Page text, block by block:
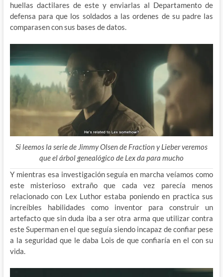
huellas dactilares de este y enviarlas al Departamento de
defensa para que los soldados a las ordenes de su padre las
comparasen con sus bases de datos.
Si leemos la serie de Jimmy Olsen de Fraction y Lieber veremos
que el árbol genealógico de Lex da para mucho
Y mientras esa investigación seguía en marcha veíamos como
este misterioso extraño que cada vez parecía menos
relacionado con Lex Luthor estaba poniendo en practica sus
increíbles habilidades como inventor para construir un
artefacto que sin duda iba a ser otra arma que utilizar contra
este Superman en el que seguía siendo incapaz de confiar pese
a la seguridad que le daba Lois de que confiaría en el con su
vida.